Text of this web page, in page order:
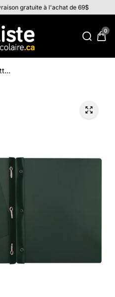
gratuite à l'achat de 69$
0